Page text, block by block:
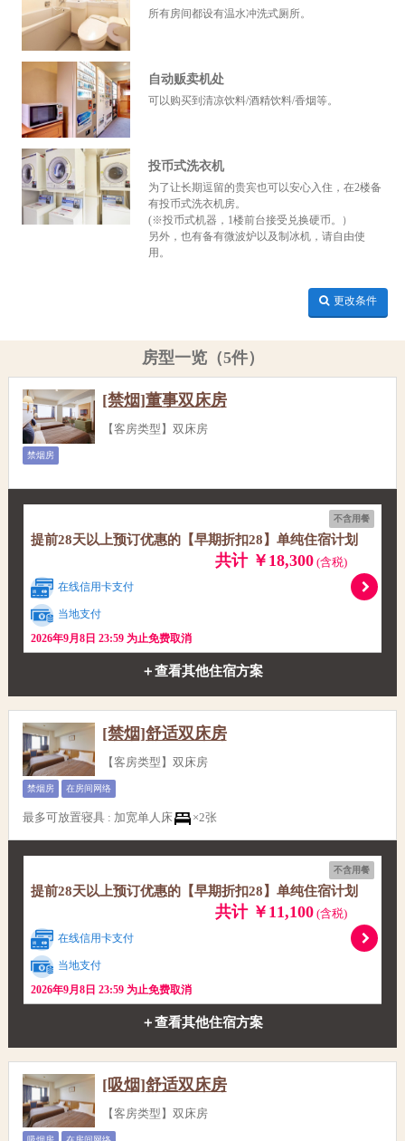
所有房间都设有温水冲洗式厕所。
自动贩卖机处
可以购买到清凉饮料/酒精饮料/香烟等。
投币式洗衣机
为了让长期逗留的贵宾也可以安心入住，在2楼备
有投币式洗衣机房。
(※投币式机器，1楼前台接受兑换硬币。）
另外，也有备有微波炉以及制冰机，请自由使
用。
更改条件
房型一览（5件）
[禁烟]董事双床房
【客房类型】双床房
禁烟房
不含用餐
提前28天以上预订优惠的【早期折扣28】单纯住宿计划
共计 ￥18,300(含税)
在线信用卡支付
当地支付
2026年9月8日 23:59 为止免费取消
＋查看其他住宿方案
[禁烟]舒适双床房
【客房类型】双床房
禁烟房 在房间网络
最多可放置寝具 : 加宽单人床 ×2张
不含用餐
提前28天以上预订优惠的【早期折扣28】单纯住宿计划
共计 ￥11,100(含税)
在线信用卡支付
当地支付
2026年9月8日 23:59 为止免费取消
＋查看其他住宿方案
[吸烟]舒适双床房
【客房类型】双床房